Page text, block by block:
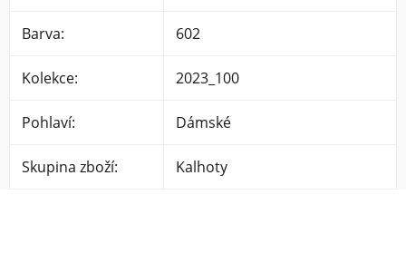
Barva: 602
Kolekce: 2023_100
Pohlaví: Dámské
Skupina zboží: Kalhoty